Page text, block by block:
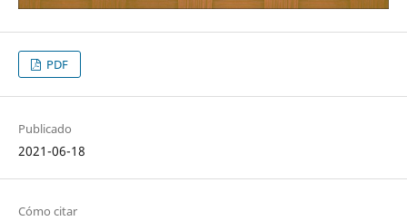
PDF
Publicado
2021-06-18
Cómo citar